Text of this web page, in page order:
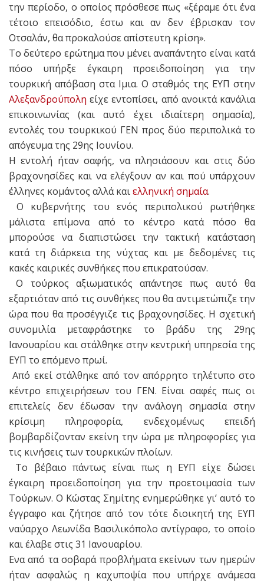
την περίοδο, ο οποίος πρόσθεσε πως «ξέραμε ότι ένα
τέτοιο επεισόδιο, έστω και αν δεν έβρισκαν τον
Οτσαλάν, θα προκαλούσε απίστευτη κρίση».
Το δεύτερο ερώτημα που μένει αναπάντητο είναι κατά
πόσο υπήρξε έγκαιρη προειδοποίηση για την
τουρκική απόβαση στα Ιμια. Ο σταθμός της ΕΥΠ στην
Αλεξανδρούπολη είχε εντοπίσει, από ανοικτά κανάλια
επικοινωνίας (και αυτό έχει ιδιαίτερη σημασία),
εντολές του τουρκικού ΓΕΝ προς δύο περιπολικά το
απόγευμα της 29ης Ιουνίου.
H εντολή ήταν σαφής, να πλησιάσουν και στις δύο
βραχονησίδες και να ελέγξουν αν και πού υπάρχουν
έλληνες κομάντος αλλά καιελληνική σημαία.
Ο κυβερνήτης του ενός περιπολικού ρωτήθηκε
μάλιστα επίμονα από το κέντρο κατά πόσο θα
μπορούσε να διαπιστώσει την τακτική κατάσταση
κατά τη διάρκεια της νύχτας και με δεδομένες τις
κακές καιρικές συνθήκες που επικρατούσαν.
Ο τούρκος αξιωματικός απάντησε πως αυτό θα
εξαρτιόταν από τις συνθήκες που θα αντιμετώπιζε την
ώρα που θα προσέγγιζε τις βραχονησίδες. H σχετική
συνομιλία μεταφράστηκε το βράδυ της 29ης
Ιανουαρίου και στάλθηκε στην κεντρική υπηρεσία της
ΕΥΠ το επόμενο πρωί.
Από εκεί στάλθηκε από τον απόρρητο τηλέτυπο στο
κέντρο επιχειρήσεων του ΓΕΝ. Είναι σαφές πως οι
επιτελείς δεν έδωσαν την ανάλογη σημασία στην
κρίσιμη πληροφορία, ενδεχομένως επειδή
βομβαρδίζονταν εκείνη την ώρα με πληροφορίες για
τις κινήσεις των τουρκικών πλοίων.
Το βέβαιο πάντως είναι πως η ΕΥΠ είχε δώσει
έγκαιρη προειδοποίηση για την προετοιμασία των
Τούρκων. Ο Κώστας Σημίτης ενημερώθηκε γι’ αυτό το
έγγραφο και ζήτησε από τον τότε διοικητή της ΕΥΠ
ναύαρχο Λεωνίδα Βασιλικόπολο αντίγραφο, το οποίο
και έλαβε στις 31 Ιανουαρίου.
Ενα από τα σοβαρά προβλήματα εκείνων των ημερών
ήταν ασφαλώς η καχυποψία που υπήρχε ανάμεσα